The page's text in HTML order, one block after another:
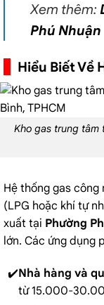
Xem thêm:
Phú Nhuận
Hiểu Biết Về
Kho gas trung tâm
Hệ thống gas
(LPG hoặc khí tự
xuất tại Phường
lớn. Các ứng dụng
Nhà hàng và
từ 15.000-